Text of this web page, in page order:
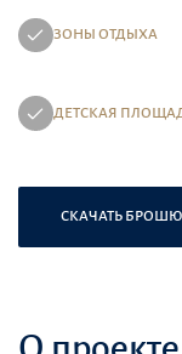
ЗОНЫ ОТДЫХА
ДЕТСКАЯ
СКАЧАТЬ